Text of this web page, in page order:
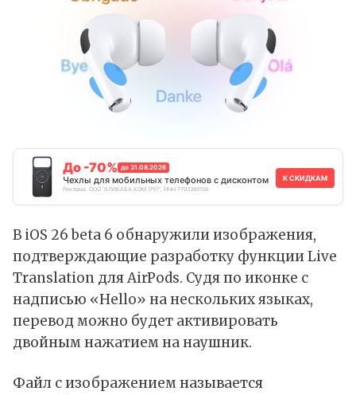
До -70% до 31.08.2026
Чехлы для мобильных телефонов с дисконтом
Реклама. ООО "АЛИБАБА.КОМ (РУ)", ИНН 7703380158
К СКИДКАМ
В iOS 26 beta 6 обнаружили изображения,
подтверждающие разработку функции Live
Translation дляAirPods. Судя по иконке с
надписью «Hello» на нескольких языках,
перевод можно будет активировать
двойным нажатием на наушник.
Файл с изображением называется